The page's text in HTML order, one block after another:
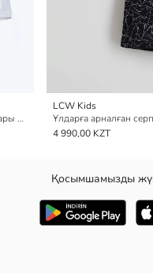
Ұлдарға арналған серпімді белдік пижама шорттары 2 данадан тұратын
LCW Kids
4 990,00 KZT
Қосымшамызды